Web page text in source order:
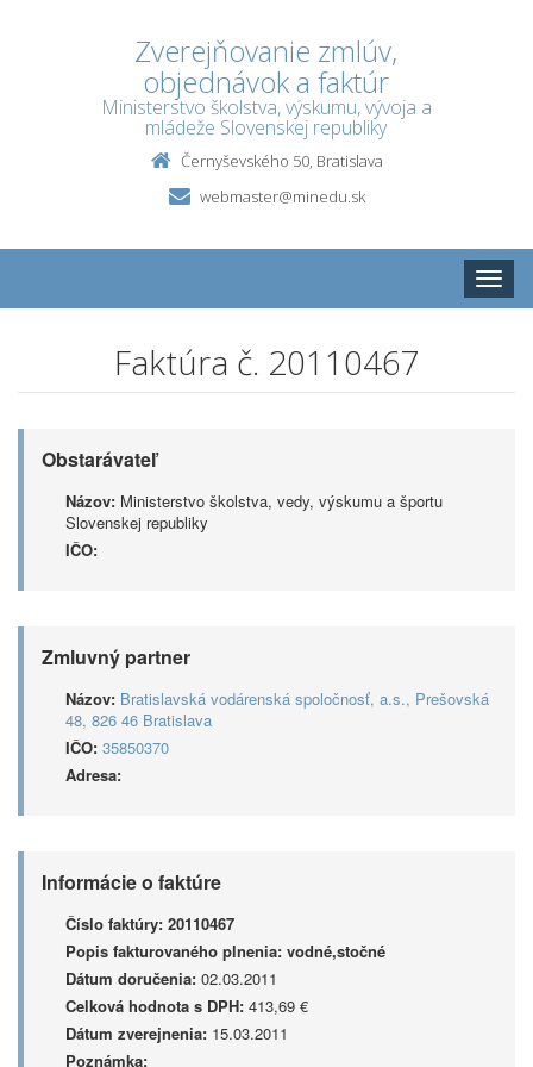
Zverejňovanie zmlúv,
objednávok a faktúr
Ministerstvo školstva, výskumu, vývoja a
mládeže Slovenskej republiky
Černyševského 50, Bratislava
webmaster@minedu.sk
Toggle
Faktúra č. 20110467
Obstarávateľ
Názov: Ministerstvo školstva, vedy, výskumu a športu
Slovenskej republiky
IČO:
Zmluvný partner
Názov: Bratislavská vodárenská spoločnosť, a.s., Prešovská
48, 826 46 Bratislava
IČO: 35850370
Adresa:
Informácie o faktúre
Číslo faktúry: 20110467
Popis fakturovaného plnenia: vodné,stočné
Dátum doručenia: 02.03.2011
Celková hodnota s DPH: 413,69 €
Dátum zverejnenia: 15.03.2011
Poznámka: